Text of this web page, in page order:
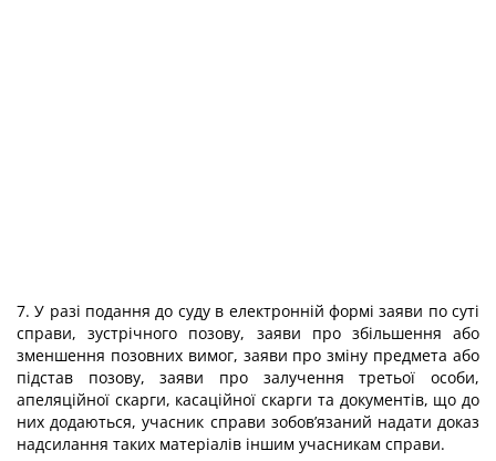
7. У разі подання до суду в електронній формі заяви по суті
справи, зустрічного позову, заяви про збільшення або
зменшення позовних вимог, заяви про зміну предмета або
підстав позову, заяви про залучення третьої особи,
апеляційної скарги, касаційної скарги та документів, що до
них додаються, учасник справи зобов’язаний надати доказ
надсилання таких матеріалів іншим учасникам справи.